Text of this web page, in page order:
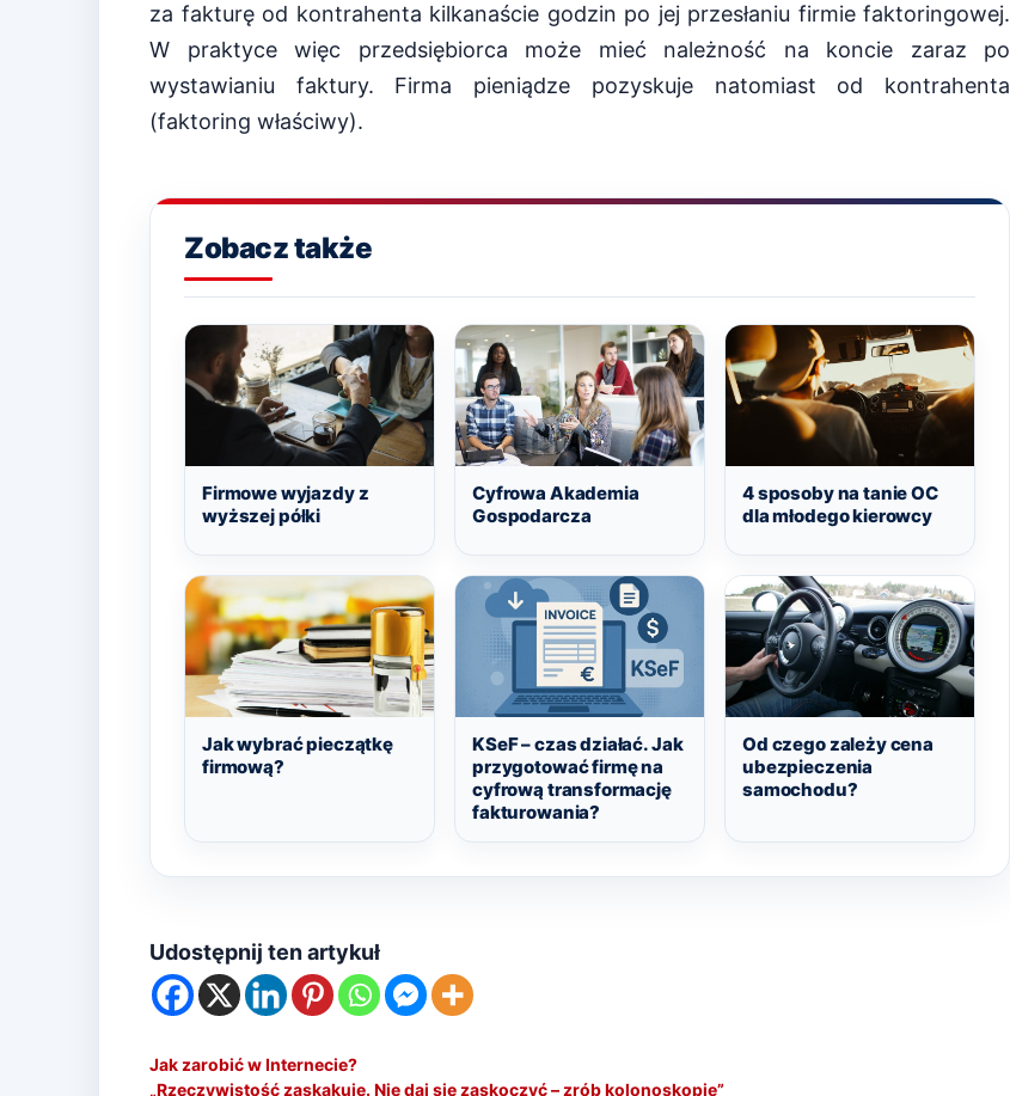
za fakturę od kontrahenta kilkanaście godzin po jej przesłaniu firmie faktoringowej.
W praktyce więc przedsiębiorca może mieć należność na koncie zaraz po
wystawianiu faktury. Firma pieniądze pozyskuje natomiast od kontrahenta
(faktoring właściwy).
Zobacz także
Firmowe wyjazdy z
wyższej półki
Cyfrowa Akademia
Gospodarcza
4 sposoby na tanie OC
dla młodego kierowcy
Jak wybrać pieczątkę
firmową?
KSeF – czas działać. Jak
przygotować firmę na
cyfrową transformację
fakturowania?
Od czego zależy cena
ubezpieczenia
samochodu?
Udostępnij ten artykuł
Jak zarobić w Internecie?
„Rzeczywistość zaskakuje. Nie daj się zaskoczyć – zrób kolonoskopię”